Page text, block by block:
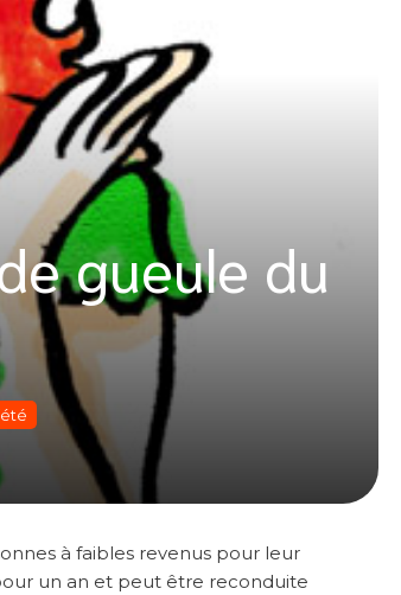
gueule du
à faibles revenus pour leur
un an et peut être reconduite